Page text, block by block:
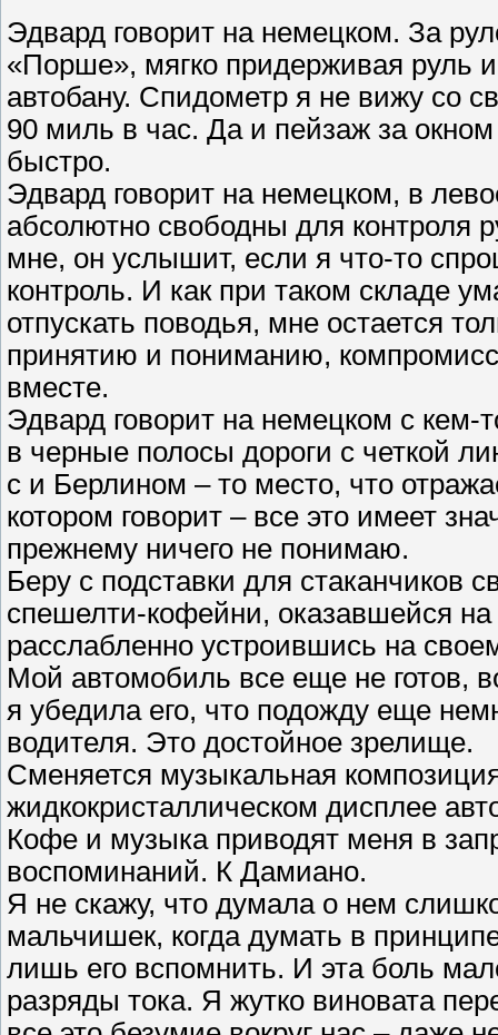
Эдвард говорит на немецком. За
«Порше», мягко придерживая руль
автобану. Спидометр я не вижу со
90 миль в час. Да и пейзаж за
быстро.
Эдвард говорит на немецком, в
абсолютно свободны для контроля
мне, он услышит, если я что-то
контроль. И как при таком складе
отпускать поводья, мне остается
принятию и пониманию,
вместе.
Эдвард говорит на немецком с кем-
в черные полосы дороги с четкой
с и Берлином – то место, что
котором говорит – все это имеет
прежнему ничего не понимаю.
Беру с подставки для стаканчиков
спешелти-кофейни, оказавшейся
расслабленно устроившись на
Мой автомобиль все еще не готов,
я убедила его, что подожду еще
водителя. Это достойное зрелище.
Сменяется музыкальная
жидкокристаллическом дисплее
Кофе и музыка приводят меня в
воспоминаний. К Дамиано.
Я не скажу, что думала о нем
мальчишек, когда думать в
лишь его вспомнить. И эта боль
разряды тока. Я жутко виновата